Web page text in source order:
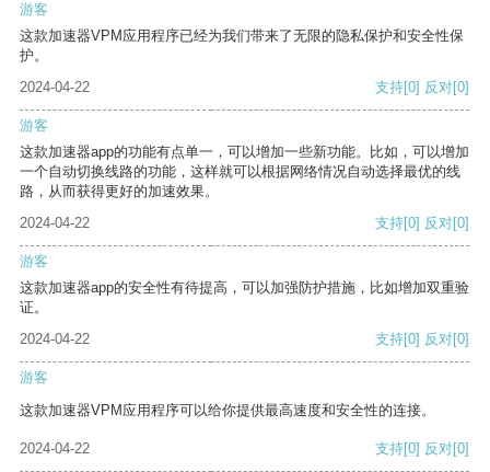
游客
这款加速器VPM应用程序已经为我们带来了无限的隐私保护和安全性保
护。
2024-04-22
支持[0] 反对[0]
游客
这款加速器app的功能有点单一，可以增加一些新功能。比如，可以增加
一个自动切换线路的功能，这样就可以根据网络情况自动选择最优的线
路，从而获得更好的加速效果。
2024-04-22
支持[0] 反对[0]
游客
这款加速器app的安全性有待提高，可以加强防护措施，比如增加双重验
证。
2024-04-22
支持[0] 反对[0]
游客
这款加速器VPM应用程序可以给你提供最高速度和安全性的连接。
2024-04-22 支持[0] 反对[0]